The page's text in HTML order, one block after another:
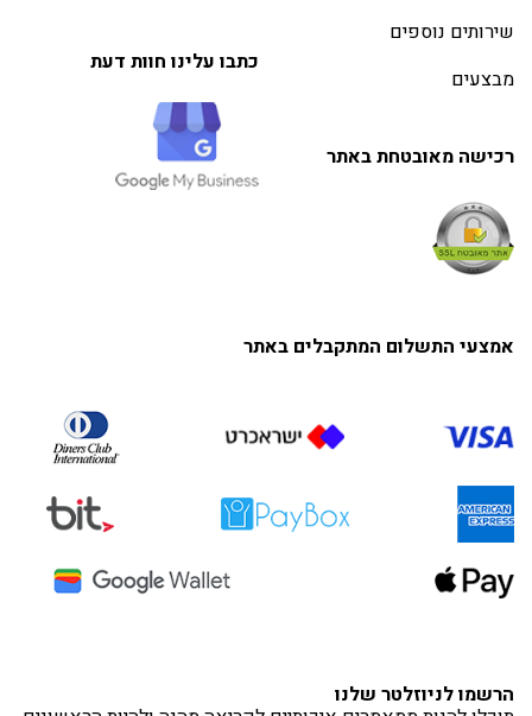
שירותים נוספים
מבצעים
רכישה מאובטחת באתר
כתבו עלינו חוות דעת
אמצעי התשלום המתקבלים באתר
הרשמו לניוזלטר שלנו